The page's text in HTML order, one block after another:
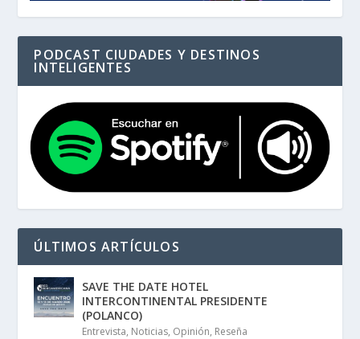
PODCAST CIUDADES Y DESTINOS
INTELIGENTES
ÚLTIMOS ARTÍCULOS
SAVE THE DATE HOTEL
INTERCONTINENTAL PRESIDENTE
(POLANCO)
Entrevista, Noticias, Opinión, Reseña